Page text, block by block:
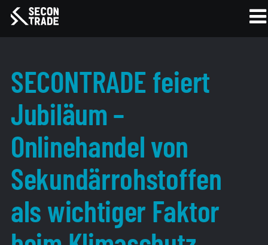
SECONTRADE feiert
Jubiläum –
Onlinehandel von
Sekundärrohstoffen
als wichtiger Faktor